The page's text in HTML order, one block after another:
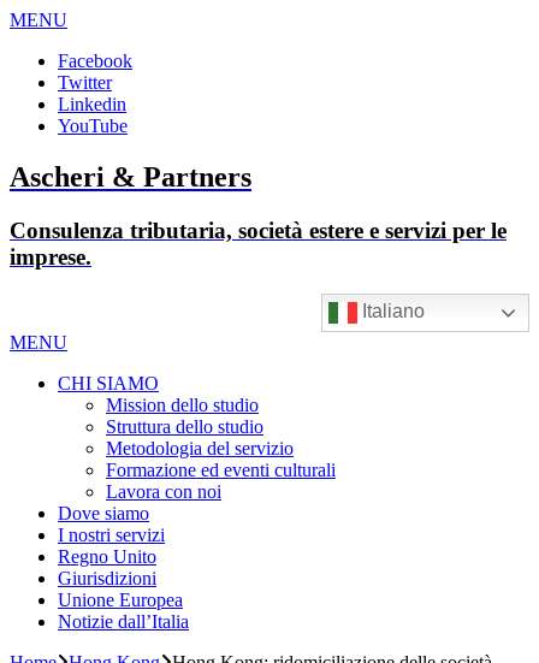
MENU
Facebook
Twitter
Linkedin
YouTube
Ascheri & Partners
Consulenza tributaria, società estere e servizi per le
imprese.
Italiano
MENU
CHI SIAMO
Mission dello studio
Struttura dello studio
Metodologia del servizio
Formazione ed eventi culturali
Lavora con noi
Dove siamo
I nostri servizi
Regno Unito
Giurisdizioni
Unione Europea
Notizie dall’Italia